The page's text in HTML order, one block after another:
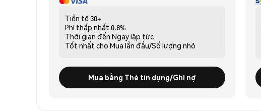
Tiền tệ 30+
Phí thấp nhất 0.8%
Thời gian đến Ngay lập tức
Tốt nhất cho Mua lần đầu/Số lượng nhỏ
Mua bằng Thẻ tín dụng/Ghi nợ